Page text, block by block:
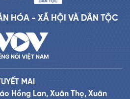
HÓA - XÃ HỘI VÀ DÂN TỘC
MAI
Hồng Lan, Xuân Thọ, Xuân